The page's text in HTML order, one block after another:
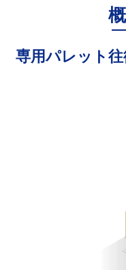
専用パレット往